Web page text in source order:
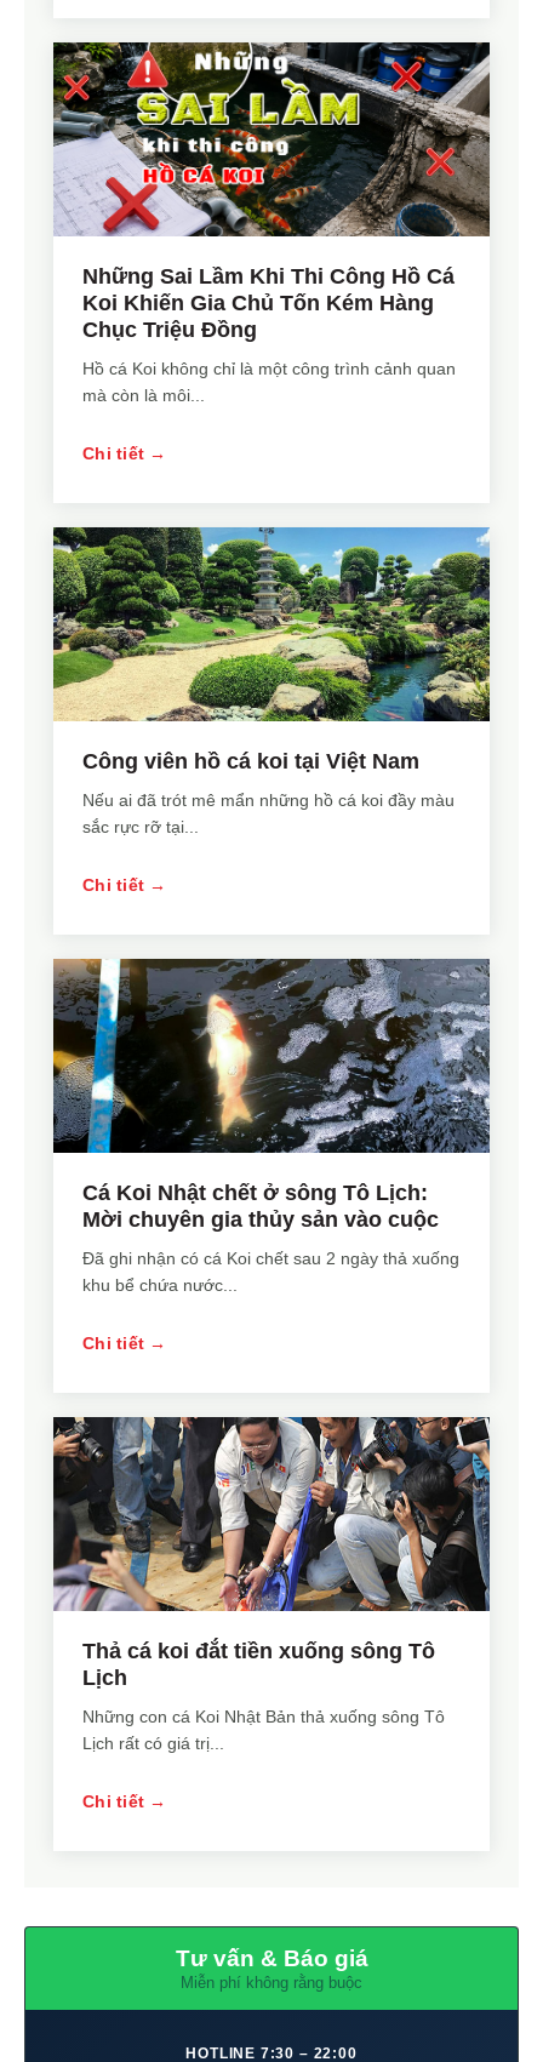
Những Sai Lầm Khi Thi Công Hồ Cá
Koi Khiến Gia Chủ Tốn Kém Hàng
Chục Triệu Đồng
Hồ cá Koi không chỉ là một công trình cảnh quan
mà còn là môi...
Chi tiết →
Công viên hồ cá koi tại Việt Nam
Nếu ai đã trót mê mẩn những hồ cá koi đầy màu
sắc rực rỡ tại...
Chi tiết →
Cá Koi Nhật chết ở sông Tô Lịch:
Mời chuyên gia thủy sản vào cuộc
Đã ghi nhận có cá Koi chết sau 2 ngày thả xuống
khu bể chứa nước...
Chi tiết →
Thả cá koi đắt tiền xuống sông Tô
Lịch
Những con cá Koi Nhật Bản thả xuống sông Tô
Lịch rất có giá trị...
Chi tiết →
Tư vấn & Báo giá
Miễn phí không rằng buộc
HOTLINE 7:30 – 22:00